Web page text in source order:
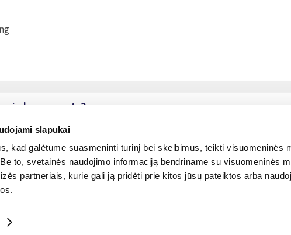
slapukai
kad galėtume suasmeninti turinį bei skelbimus, teikti visuomeninės
to, svetainės naudojimo informaciją bendriname su visuomeninės
partneriais, kurie gali ją pridėti prie kitos jūsų pateiktos arba
jų komponentų?